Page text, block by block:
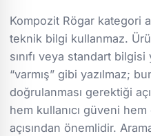
Kompozit Rögar kategori
teknik bilgi kullanmaz.
sınıfı veya standart
“varmış” gibi yazılmaz;
doğrulanması gerektiği
hem kullanıcı güveni
açısından önemlidir.